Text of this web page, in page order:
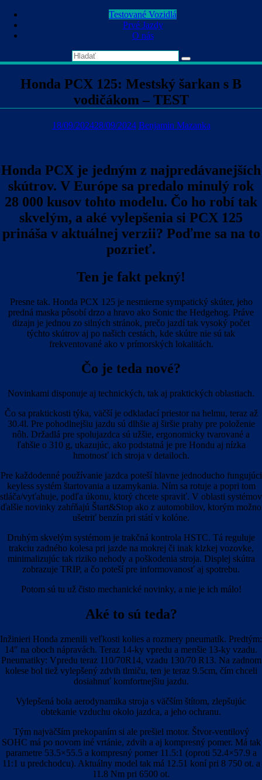
Skip
to
content
Testované Vozidlá
Prvé Jazdy
O nás
Honda PCX 125: Mestský šarkan s B
vodičákom – TEST
18/09/202428/09/2024 Benjamin Mazanka
Honda PCX je jedným z najpredávanejších
skútrov. V Európe sa predalo minulý rok
28 000 kusov tohto modelu. Čo ho robí tak
skvelým, a aké vylepšenia si PCX 125
prináša v aktuálnej verzii? Poďme sa na to
pozrieť.
Ten je fakt pekný!
Presne tak. Honda PCX 125 je nesmierne sympatický skúter, jeho
predná maska pôsobí drzo a hravo ako Sonic the Hedgehog. Práve
dizajn je jednou zo silných stránok, prečo jazdí tak vysoký počet
týchto skútrov aj po našich cestách, kde skútre nie sú tak
frekventované ako v prímorských lokalitách.
Čo je teda nové?
Novinkami disponuje aj technických, tak aj praktických oblastiach.
Čo sa praktickosti týka, väčší je odkladací priestor na helmu, teraz až
30.4l. Pre pohodlnejšiu jazdu sú dlhšie aj širšie prahy pre položenie
nôh. Držadlá pre spolujazdca sú užšie, ergonomicky tvarované a
ľahšie o 310 g, ukazujúc, ako podstatná je pre Hondu aj nízka
hmotnosť ich stroja v detailoch.
Pre každodenné používanie jazdca poteší hlavne jednoducho fungujúci
keyless systém štartovania a uzamykania. Ním sa rotuje a popri tom
stláča/vyťahuje, podľa úkonu, ktorý chcete spraviť. V oblasti systémov
ďalšie novinky zahŕňajú Štart&Stop ako z automobilov, ktorým možno
ušetriť benzín pri státí v kolóne.
Druhým skvelým systémom je trakčná kontrola HSTC. Tá reguluje
trakciu zadného kolesa pri jazde na mokrej či inak klzkej vozovke,
minimalizujúc tak riziko nehody a poškodenia stroja. Displej skútra
zobrazuje TRIP, a čo poteší pre informovanosť aj spotrebu.
Potom sú tu už čisto mechanické novinky, a nie je ich málo!
Aké to sú teda?
Inžinieri Honda zmenili veľkosti kolies a rozmery pneumatík. Predtým:
14″ na oboch nápravách. Teraz 14-ky vpredu a menšie 13-ky vzadu.
Pneumatiky: Vpredu teraz 110/70R14, vzadu 130/70 R13. Na zadnom
kolese bol tiež vylepšený zdvih tlmiču, ten je teraz 9.5cm, čím chceli
dosiahnuť komfortnejšiu jazdu.
Vylepšená bola aerodynamika stroja s väčším štítom, zlepšujúc
obtekanie vzduchu okolo jazdca, a jeho ochranu.
Tým najväčším prekopaním si ale prešiel motor. Štvor-ventilový
SOHC má po novom iné vrtánie, zdvih a aj kompresný pomer. Má tak
parametre 53.5×55.5 a kompresný pomer 11.5:1 (oproti 52.4×57.9 a
11:1 u predchodcu). Aktuálny model tak má 12.51 koní pri 8 750 ot. a
11.8 Nm pri 6500 ot.